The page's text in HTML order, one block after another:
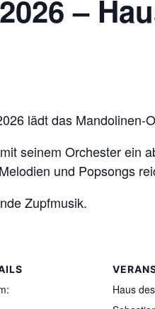
–
lädt das Mandolinen-
seinem Orchester ein
und Popsongs
Zupfmusik.
Haus